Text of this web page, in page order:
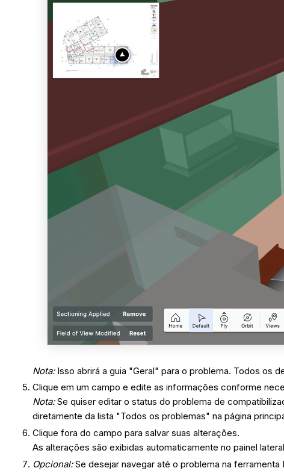
Nota: Isso abrirá a guia "Geral" para o problema. Todos os
Clique em um campo e edite as informações conforme
Nota:Se quiser editar o status do problema de
diretamente da lista "Todos os problemas" na página
Clique fora do campo para salvar suas alterações.
As alterações são exibidas automaticamente no painel
Opcional:Se desejar navegar até o problema na